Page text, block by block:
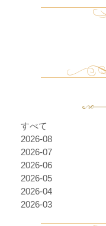
すべて
2026-08
2026-07
2026-06
2026-05
2026-04
2026-03